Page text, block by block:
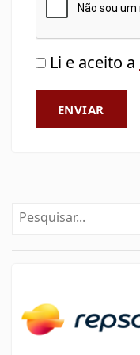
Li e aceito a
ENVIAR